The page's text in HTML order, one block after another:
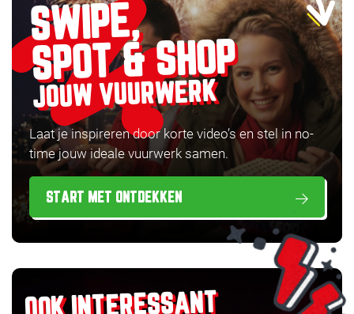
SWIPE,
SPOT & SHOP
JOUW VUURWERK
Laat je inspireren door korte video’s en stel in no-
time jouw ideale vuurwerk samen.
START MET ONTDEKKEN
OOK INTERESSANT